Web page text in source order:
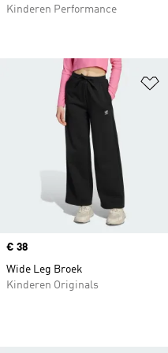
Kinderen Performance
Price
€ 38
Wide Leg Broek
Kinderen Originals